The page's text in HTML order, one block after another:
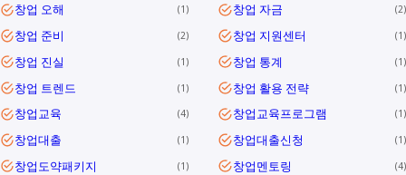
창업 오해 1 창업 자금 2
창업 준비 2 창업 지원센터 1
창업 진실 1 창업 통계 1
창업 트렌드 1 창업 활용 전략 1
창업교육 4 창업교육프로그램 1
창업대출 1 창업대출신청 1
창업도약패키지 1 창업멘토링 4